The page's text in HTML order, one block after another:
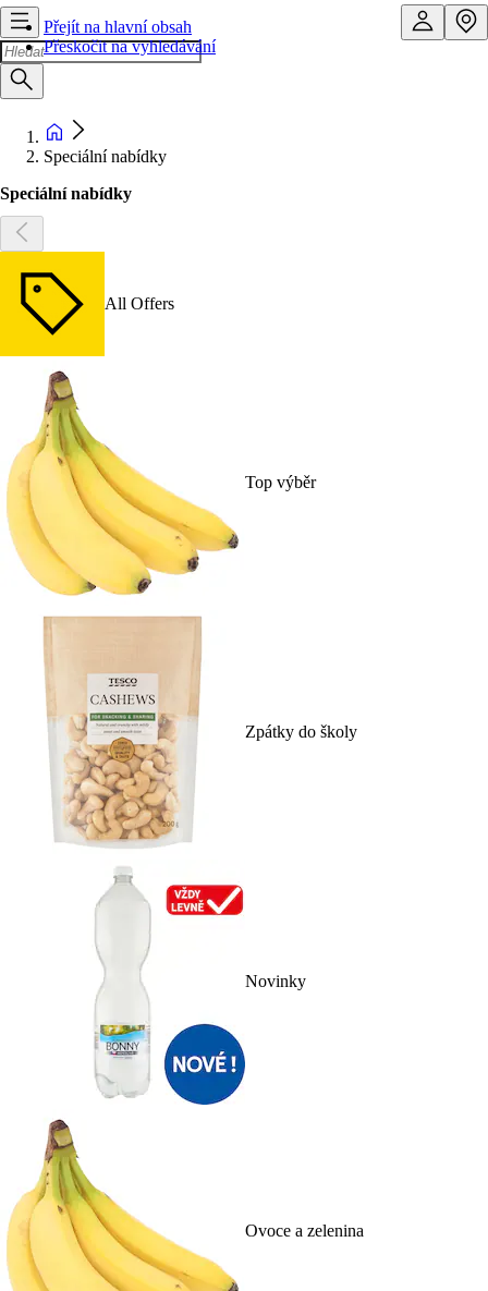
Přejít na hlavní obsah
Přeskočit na vyhledávání
Speciální nabídky
Speciální nabídky
All Offers
Top výběr
Zpátky do školy
Novinky
Ovoce a zelenina